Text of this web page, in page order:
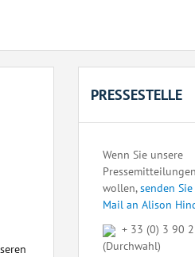
PRESSESTELLE
Wenn Sie unsere
wollen,senden
Mail an Alison
+ 33 (0) 3 90
(Durchwahl)